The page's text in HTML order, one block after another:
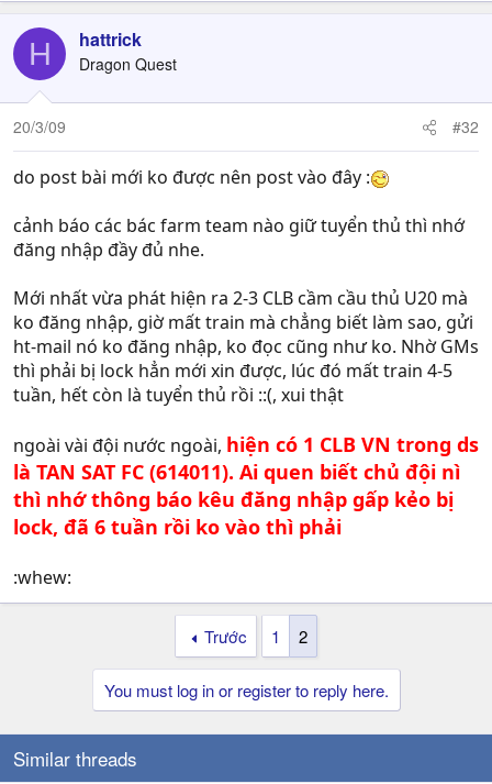
H hattrick
Dragon Quest
20/3/09 #32
do post bài mới ko được nên post vào đây :
cảnh báo các bác farm team nào giữ tuyển thủ thì nhớ
đăng nhập đầy đủ nhe.
Mới nhất vừa phát hiện ra 2-3 CLB cầm cầu thủ U20 mà
ko đăng nhập, giờ mất train mà chẳng biết làm sao, gửi
ht-mail nó ko đăng nhập, ko đọc cũng như ko. Nhờ GMs
thì phải bị lock hẳn mới xin được, lúc đó mất train 4-5
tuần, hết còn là tuyển thủ rồi ::(, xui thật
ngoài vài đội nước ngoài, hiện có 1 CLB VN trong ds
là TAN SAT FC (614011). Ai quen biết chủ đội nì
thì nhớ thông báo kêu đăng nhập gấp kẻo bị
lock, đã 6 tuần rồi ko vào thì phải
:whew:
Trước 1 2
You must log in or register to reply here.
Similar threads